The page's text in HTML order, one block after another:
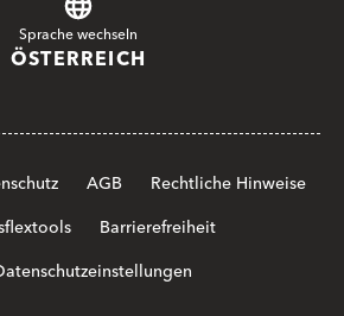
Sprache wechseln
ÖSTERREICH
AGB
Rechtliche Hinweise
Barrierefreiheit